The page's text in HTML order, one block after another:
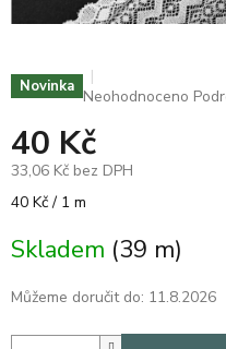
Novinka Průměrné
produktu
je
0,0
z
hvězdiček.
Neohodnoceno
40 Kč
33,06 Kč bez DPH
Měrná
40 Kč / 1 m
Skladem (39 m)
Můžeme doručit do: 11.8.2026